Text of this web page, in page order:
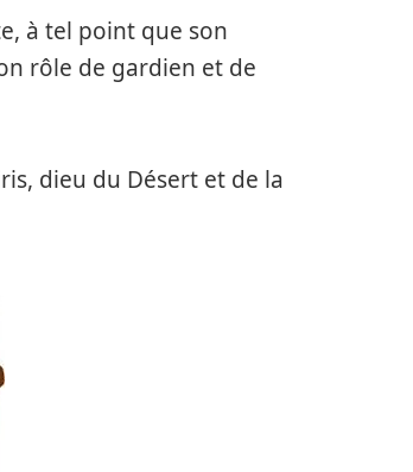
à tel point que son
rôle de gardien et de
dieu du Désert et de la